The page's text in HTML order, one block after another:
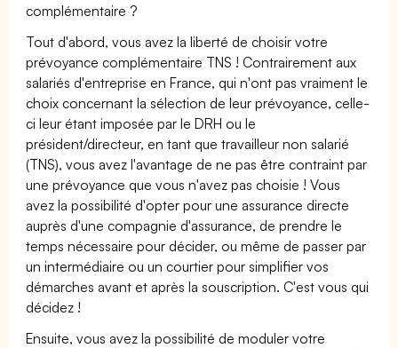
complémentaire ?
Tout d'abord, vous avez la liberté de choisir votre
prévoyance complémentaire TNS ! Contrairement aux
salariés d'entreprise en France, qui n'ont pas vraiment le
choix concernant la sélection de leur prévoyance, celle-
ci leur étant imposée par le DRH ou le
président/directeur, en tant que travailleur non salarié
(TNS), vous avez l'avantage de ne pas être contraint par
une prévoyance que vous n'avez pas choisie ! Vous
avez la possibilité d'opter pour une assurance directe
auprès d'une compagnie d'assurance, de prendre le
temps nécessaire pour décider, ou même de passer par
un intermédiaire ou un courtier pour simplifier vos
démarches avant et après la souscription. C'est vous qui
décidez !
Ensuite, vous avez la possibilité de moduler votre